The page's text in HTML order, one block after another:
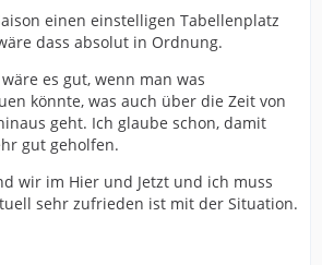
einen einstelligen Tabellenplatz
dass absolut in Ordnung.
es gut, wenn man was
könnte, was auch über die Zeit von
geht. Ich glaube schon, damit
gut geholfen.
wir im Hier und Jetzt und ich muss
sehr zufrieden ist mit der Situation.